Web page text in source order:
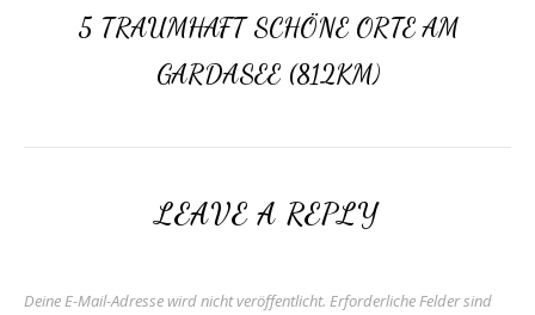
5 TRAUMHAFT SCHÖNE ORTE AM
GARDASEE (812KM)
LEAVE A REPLY
Deine E-Mail-Adresse wird nicht veröffentlicht. Erforderliche Felder sind